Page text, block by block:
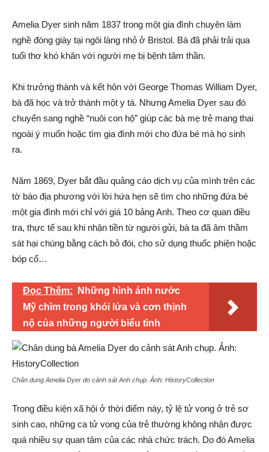
Amelia Dyer sinh năm 1837 trong một gia đình chuyên làm
nghề đóng giày tại ngôi làng nhỏ ở Bristol. Bà đã phải trải qua
tuổi thơ khó khăn với người mẹ bị bệnh tâm thần.
Khi trưởng thành và kết hôn với George Thomas William Dyer,
bà đã học và trở thành một y tá. Nhưng Amelia Dyer sau đó
chuyển sang nghề “nuôi con hộ” giúp các bà mẹ trẻ mang thai
ngoài ý muốn hoặc tìm gia đình mới cho đứa bé mà họ sinh
ra.
Năm 1869, Dyer bắt đầu quảng cáo dịch vụ của mình trên các
tờ báo địa phương với lời hứa hẹn sẽ tìm cho những đứa bé
một gia đình mới chỉ với giá 10 bảng Anh. Theo cơ quan điều
tra, thực tế sau khi nhận tiền từ người gửi, bà ta đã âm thầm
sát hại chúng bằng cách bỏ đói, cho sử dụng thuốc phiện hoặc
bóp cổ…
Đọc Thêm:
Những hình ảnh nước
Mỹ chìm trong khói lửa và cơn thịnh
nộ của những người biểu tình
Chân dung Amelia Dyer do cảnh sát Anh chụp. Ảnh: HistoryCollection
Trong điều kiện xã hội ở thời điểm này, tỷ lệ tử vong ở trẻ sơ
sinh cao, những ca tử vong của trẻ thường không nhận được
quá nhiều sự quan tâm của các nhà chức trách. Do đó Amelia